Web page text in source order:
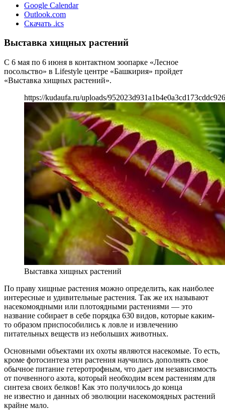
Google Calendar
Outlook.com
Скачать .ics
Выставка хищных растений
С 6 мая по 6 июня в контактном зоопарке «Лесное
посольство» в Lifestyle центре «Башкирия» пройдет
«Выставка хищных растений».
https://kudaufa.ru/uploads/
Выставка хищных растений
По праву хищные растения можно определить, как наиболее
интересные и удивительные растения. Так же их называют
насекомоядными или плотоядными растениями — это
название собирает в себе порядка 630 видов, которые каким-
то образом приспособились к ловле и извлечению
питательных веществ из небольших животных.
Основными объектами их охоты являются насекомые. То есть,
кроме фотосинтеза эти растения научились дополнять свое
обычное питание гетеротрофным, что дает им независимость
от почвенного азота, который необходим всем растениям для
синтеза своих белков! Как это получилось до конца
не известно и данных об эволюции насекомоядных растений
крайне мало.